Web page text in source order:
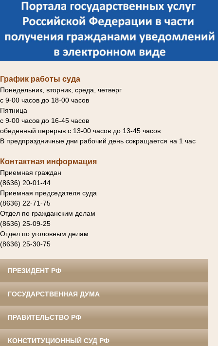
График работы суда
Понедельник, вторник, среда, четверг
с 9-00 часов до 18-00 часов
Пятница
с 9-00 часов до 16-45 часов
обеденный перерыв с 13-00 часов до 13-45 часов
В предпраздничные дни рабочий день сокращается на 1 час
Контактная информация
Приемная граждан
(8636) 20-01-44
Приемная председателя суда
(8636) 22-71-75
Отдел по гражданским делам
(8636) 25-09-25
Отдел по уголовным делам
(8636) 25-30-75
ПРЕЗИДЕНТ РФ
ГОСУДАРСТВЕННАЯ ДУМА
ПРАВИТЕЛЬСТВО РФ
КОНСТИТУЦИОННЫЙ СУД РФ